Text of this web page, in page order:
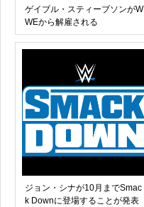
ゲイブル・スティーブソンがW
WEから解雇される
ジョン・シナが10月までSmac
k Downに登場することが発表